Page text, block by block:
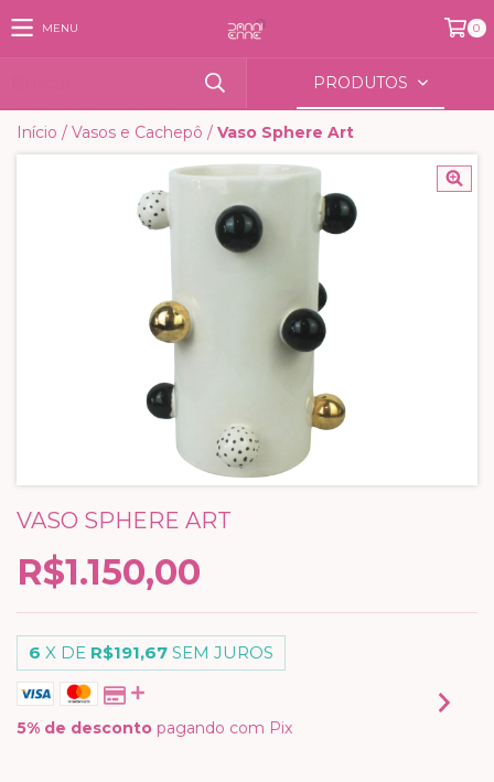
MENU 0
PRODUTOS
Início / Vasos e Cachepô / Vaso Sphere Art
VASO SPHERE ART
R$1.150,00
6 X DE R$191,67 SEM JUROS
5% de desconto pagando com Pix